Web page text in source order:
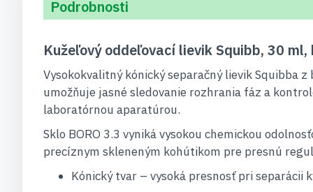
Podrobnosti
Kužeľový oddeľovací lievik Squibb, 30
Vysokokvalitný kónický separačný lievik Squibba
umožňuje jasné sledovanie rozhrania fáz a
laboratórnou aparatúrou.
Sklo BORO 3.3 vyniká vysokou chemickou
precíznym skleneným kohútikom pre presnú
Kónický tvar – vysoká presnosť pri separácii